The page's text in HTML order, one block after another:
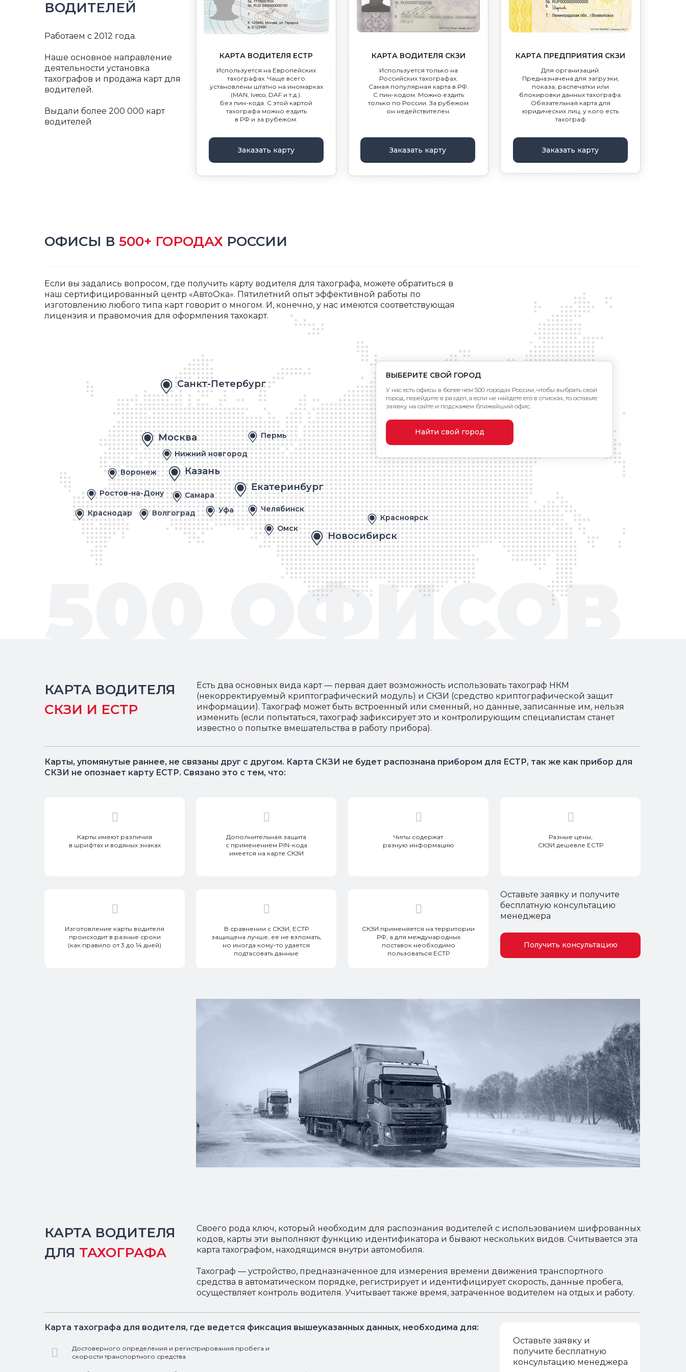
ВОДИТЕЛЕЙ
КАРТА ВОДИТЕЛЯ ЕСТР
Используется на Европейских
тахографах. Чаще всего
установлены штатно на иномарках
(MAN, Iveco, DAF и т.д.).
Без пин-кода. С этой картой
тахографа можно ездить
в РФ и за рубежом.
КАРТА ВОДИТЕЛЯ СКЗИ КАРТА ПРЕДПРИЯТИЯ СКЗИ
Используется только на
Российских тахографах.
Самая популярная карта в РФ.
С пин-кодом. Можно ездить
только по России. За рубежом
он недействителен.
Для организаций.
Предназначена для загрузки,
показа, распечатки или
блокировки данных тахографа.
Обязательная карта для
юридических лиц, у кого есть
тахограф
Заказать карту
Работаем с 2012 года.
Наше основное направление
деятельности установка
тахографов и продажа карт для
водителей.
Выдали более 200 000 карт
водителей
Заказать карту Заказать карту
ОФИСЫ В 500+ ГОРОДАХ РОССИИ
500 ОФИСОВ
Москва
Санкт-Петербург
Новосибирск
Екатеринбург
Казань
Нижний новгород
Челябинск
Красноярск
Самара
Уфа
Ростов-на-Дону
Омск
Краснодар
Воронеж
Пермь
Волгоград
Если вы задались вопросом, где получить карту водителя для тахографа, можете обратиться в
наш сертифицированный центр «АвтоОка». Пятилетний опыт эффективной работы по
изготовлению любого типа карт говорит о многом. И, конечно, у нас имеются соответствующая
лицензия и правомочия для оформления тахокарт.
ВЫБЕРИТЕ СВОЙ ГОРОД
У нас есть офисы в более чем 500 городах России, чтобы выбрать свой
город, перейдите в раздел, а если не найдете его в списках, то оставьте
заявку на сайте и подскажем ближайший офис.
Найти свой город
КАРТА ВОДИТЕЛЯ
СКЗИ И ЕСТР
Есть два основных вида карт — первая дает возможность использовать тахограф НКМ
(некорректируемый криптографический модуль) и СКЗИ (средство криптографической защит
информации). Тахограф может быть встроенный или сменный, но данные, записанные им, нельзя
изменить (если попытаться, тахограф зафиксирует это и контролирующим специалистам станет
известно о попытке вмешательства в работу прибора).
Карты, упомянутые раннее, не связаны друг с другом. Карта СКЗИ не будет распознана прибором для ЕСТР, так же как прибор для
СКЗИ не опознает карту ЕСТР. Связано это с тем, что:
Карты имеют различия
в шрифтах и водяных знаках
Дополнительная защита
с применением PIN-кода
имеется на карте СКЗИ
Чипы содержат
разную информацию
Разные цены,
СКЗИ дешевле ЕСТР
Изготовление карты водителя
происходит в разные сроки
(как правило от 3 до 14 дней)
В сравнении с СКЗИ, ЕСТР
защищена лучше, ее не взломать,
но иногда кому-то удается
подтасовать данные
СКЗИ применяется на территории
РФ, а для международных
поставок необходимо
пользоваться ЕСТР
Оставьте заявку и получите
бесплатную консультацию
менеджера
Получить консультацию
КАРТА ВОДИТЕЛЯ
ДЛЯ ТАХОГРАФА
Своего рода ключ, который необходим для распознания водителей с использованием шифрованных
кодов, карты эти выполняют функцию идентификатора и бывают нескольких видов. Считывается эта
карта тахографом, находящимся внутри автомобиля.
Тахограф — устройство, предназначенное для измерения времени движения транспортного
средства в автоматическом порядке, регистрирует и идентифицирует скорость, данные пробега,
осуществляет контроль водителя. Учитывает также время, затраченное водителем на отдых и работу.
Карта тахографа для водителя, где ведется фиксация вышеуказанных данных, необходима для:
Оставьте заявку и
получите бесплатную
консультацию менеджера
Достоверного определения и регистрирования пробега и
скорости транспортного средства